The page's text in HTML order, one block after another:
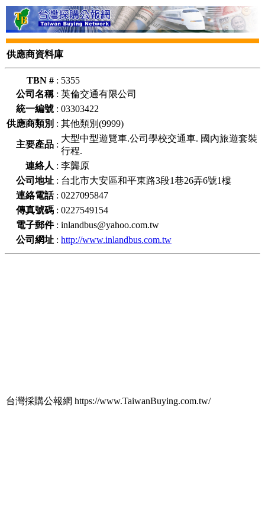
供應商資料庫
TBN # : 5355
公司名稱: 英倫交通有限公司
統一編號 : 03303422
供應商類別 : 其他類別(9999)
主要產品 :
大型中型遊覽車.公司學校交通車. 國內旅遊套裝
行程.
連絡人 : 李龔原
公司地址 : 台北市大安區和平東路3段1巷26弄6號1樓
連絡電話: 0227095847
傳真號碼 : 0227549154
電子郵件: inlandbus@yahoo.com.tw
公司網址 : http://www.inlandbus.com.tw
台灣採購公報網 https://www.TaiwanBuying.com.tw/